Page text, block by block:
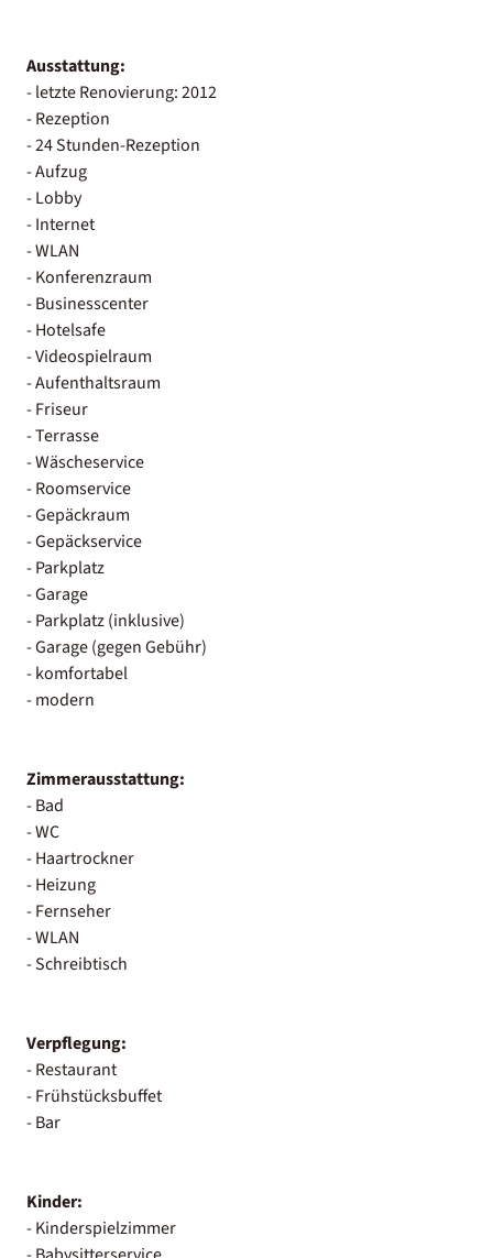
Ausstattung:
- letzte Renovierung: 2012
- Rezeption
- 24 Stunden-Rezeption
- Aufzug
- Lobby
- Internet
- WLAN
- Konferenzraum
- Businesscenter
- Hotelsafe
- Videospielraum
- Aufenthaltsraum
- Friseur
- Terrasse
- Wäscheservice
- Roomservice
- Gepäckraum
- Gepäckservice
- Parkplatz
- Garage
- Parkplatz (inklusive)
- Garage (gegen Gebühr)
- komfortabel
- modern
Zimmerausstattung:
- Bad
- WC
- Haartrockner
- Heizung
- Fernseher
- WLAN
- Schreibtisch
Verpflegung:
- Restaurant
- Frühstücksbuffet
- Bar
Kinder:
- Kinderspielzimmer